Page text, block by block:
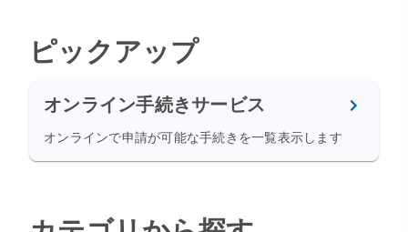
ピックアップ
オンライン手続きサービス
オンラインで申請が可能な手続きを一覧表示します